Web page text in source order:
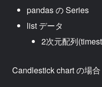
pandas の Series
list データ
2次元配列
Candlestick chart の場合